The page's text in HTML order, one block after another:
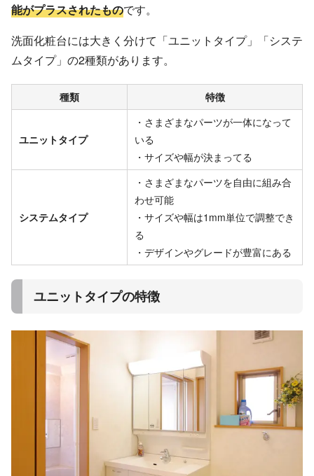
能がプラスされたものです。
洗面化粧台には大きく分けて「ユニットタイプ」「システ
ムタイプ」の2種類があります。
種類 特徴
ユニットタイプ
・さまざまなパーツが一体になって
いる
・サイズや幅が決まってる
システムタイプ
・さまざまなパーツを自由に組み合
わせ可能
・サイズや幅は1mm単位で調整でき
る
・デザインやグレードが豊富にある
ユニットタイプの特徴